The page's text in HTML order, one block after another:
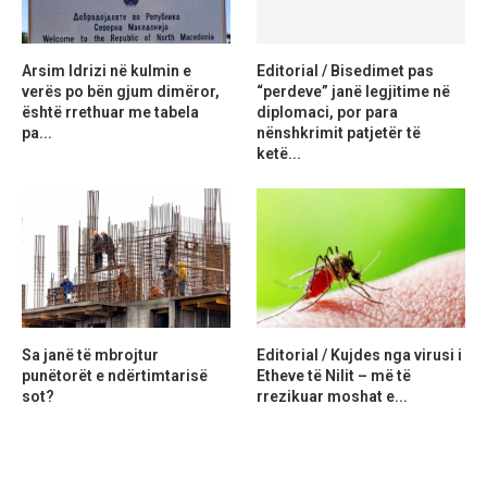
Arsim Idrizi në kulmin e
verës po bën gjum dimëror,
është rrethuar me tabela
pa...
Editorial / Bisedimet pas
“perdeve” janë legjitime në
diplomaci, por para
nënshkrimit patjetër të
ketë...
Sa janë të mbrojtur
punëtorët e ndërtimtarisë
sot?
Editorial / Kujdes nga virusi i
Etheve të Nilit – më të
rrezikuar moshat e...